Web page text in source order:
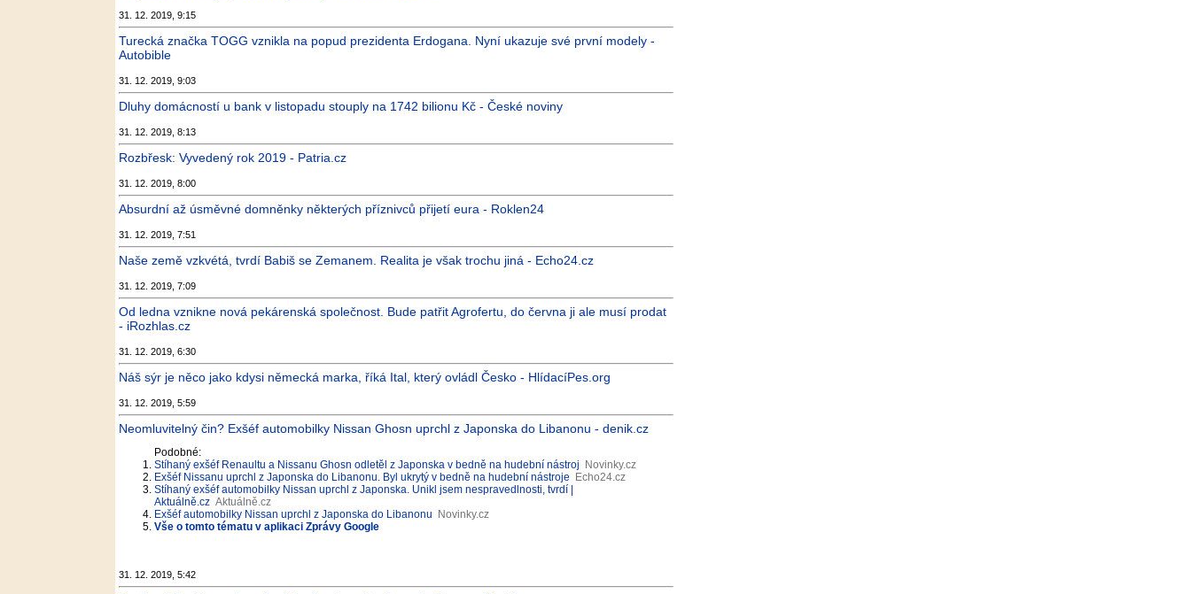
31. 12. 2019, 9:15
Turecká značka TOGG vznikla na popud prezidenta Erdogana. Nyní ukazuje své první modely -
Autobible
31. 12. 2019, 9:03
Dluhy domácností u bank v listopadu stouply na 1742 bilionu Kč - České noviny
31. 12. 2019, 8:13
Rozbřesk: Vyvedený rok 2019 - Patria.cz
31. 12. 2019, 8:00
Absurdní až úsměvné domněnky některých příznivců přijetí eura - Roklen24
31. 12. 2019, 7:51
Naše země vzkvétá, tvrdí Babiš se Zemanem. Realita je však trochu jiná - Echo24.cz
31. 12. 2019, 7:09
Od ledna vznikne nová pekárenská společnost. Bude patřit Agrofertu, do června ji ale musí prodat
- iRozhlas.cz
31. 12. 2019, 6:30
Náš sýr je něco jako kdysi německá marka, říká Ital, který ovládl Česko - HlídacíPes.org
31. 12. 2019, 5:59
Neomluvitelný čin? Exšéf automobilky Nissan Ghosn uprchl z Japonska do Libanonu - denik.cz
Podobné:
Stíhaný exšéf Renaultu a Nissanu Ghosn odletěl z Japonska v bedně na hudební nástroj
Novinky.cz
Exšéf Nissanu uprchl z Japonska do Libanonu. Byl ukrytý v bedně na hudební nástroje
Echo24.cz
Stíhaný exšéf automobilky Nissan uprchl z Japonska. Unikl jsem nespravedlnosti, tvrdí |
Aktuálně.cz Aktuálně.cz
Exšéf automobilky Nissan uprchl z Japonska do Libanonu
Novinky.cz
Vše o tomto tématu v aplikaci Zprávy Google
31. 12. 2019, 5:42